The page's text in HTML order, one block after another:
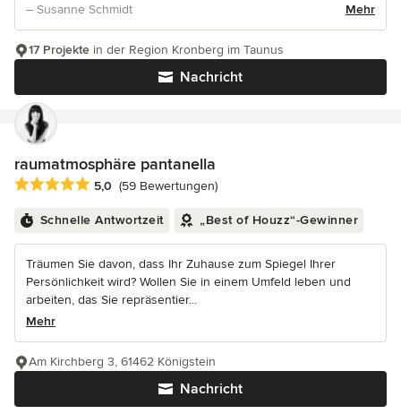
– Susanne Schmidt
Mehr
Nachricht
17 Projekte in der Region Kronberg im Taunus
raumatmosphäre pantanella
Durchschnittliche Bewertung: 5 von 5 Sternen
5,0 (59 Bewertungen)
Schnelle Antwortzeit „Best of Houzz“-Gewinner
Träumen Sie davon, dass Ihr Zuhause zum Spiegel Ihrer
Persönlichkeit wird? Wollen Sie in einem Umfeld leben und
arbeiten, das Sie repräsentier...
Mehr
Nachricht
Am Kirchberg 3, 61462 Königstein